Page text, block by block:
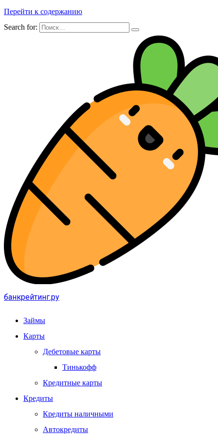
Перейти к содержанию
Search for:
банкрейтинг.ру
Займы
Карты
Дебетовые карты
Тинькофф
Кредитные карты
Кредиты
Кредиты наличными
Автокредиты